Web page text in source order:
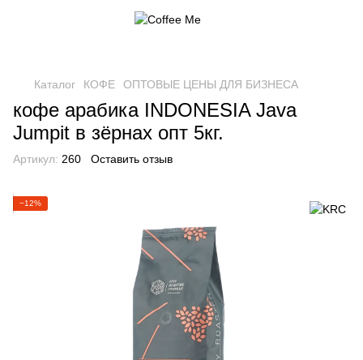
Каталог КОФЕ ОПТОВЫЕ ЦЕНЫ ДЛЯ БИЗНЕСА
кофе арабика INDONESIA Java
Jumpit в зёрнах опт 5кг.
Артикул: 260 Оставить отзыв
−12%